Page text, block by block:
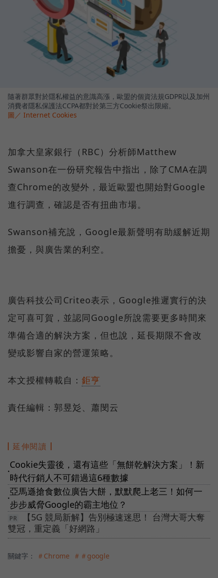
隨著群眾對於隱私權益的意識高漲，歐盟的個資法規GDPR以及加州
消費者隱私保護法CCPA都對於第三方Cookie祭出限縮。
圖／ Internet Cookies
加拿大皇家銀行（RBC）分析師Matthew
Swanson在一份研究報告中指出，除了CMA在調
查Chrome的改變外，最近歐盟也開始對Google
進行調查，確認是否有扭曲市場。
Swanson補充說，Google最新聲明有助緩解近期
擔憂，與廣告業的利空。
廣告科技公司Criteo表示，Google推遲實行的決
定可喜可賀，並認同Google所說需要更多時間來
準備合適的解決方案，但也說，延長期限不會改
變或影響自家的營運策略。
本文授權轉載自： 鉅亨
責任編輯：郭昱彣、蕭閔云
延伸閱讀
●
Cookie失靈後，還有這些「無餅乾解決方案」！新
時代行銷人不可錯過這6種數據
●
亞馬遜搶食數位廣告大餅，默默爬上老三！如何一
步步威脅Google的霸主地位？
【5G 競局新解】告別極速迷思！ 台灣大哥大奪
雙冠，重定義「好網路」
關鍵字： ＃Chrome ＃＃google